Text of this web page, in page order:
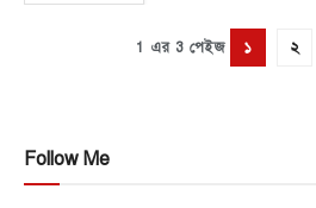
1 এর 3 পেইজ ১ ২
Follow Me